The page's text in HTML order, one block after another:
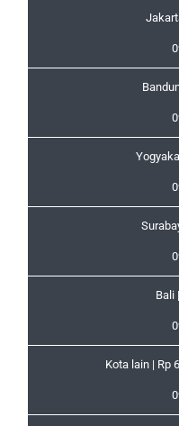
Bali
Kota lain | Rp